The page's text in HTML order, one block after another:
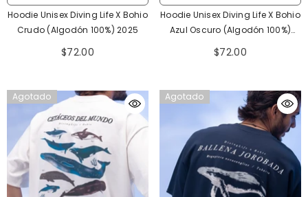
Hoodie Unisex Diving Life X Bohio
Crudo (Algodón 100%) 2025
$72.00
Hoodie Unisex Diving Life X Bohio
Azul Oscuro (Algodón 100%)
2025
$72.00
Agotado Agotado